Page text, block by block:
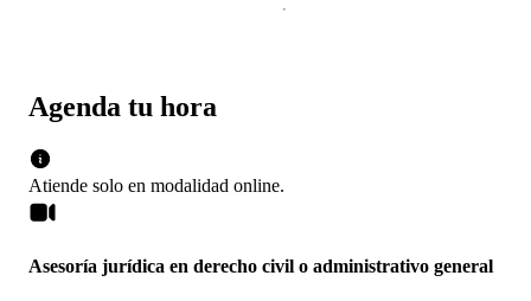
Agenda tu hora
Atiende solo en modalidad online.
Asesoría jurídica en derecho civil o administrativo general